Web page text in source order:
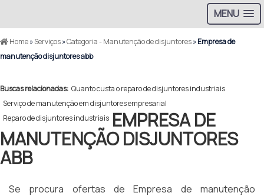
MENU
Home»Serviços»Categoria - Manutenção de disjuntores»Empresa de
manutenção disjuntores abb
Buscas relacionadas: Quanto custa o reparo de disjuntores industriais
Serviço de manutenção em disjuntores empresarial
Reparo de disjuntores industriais EMPRESA DE
MANUTENÇÃO DISJUNTORES
ABB
Se procura ofertas de Empresa de manutenção